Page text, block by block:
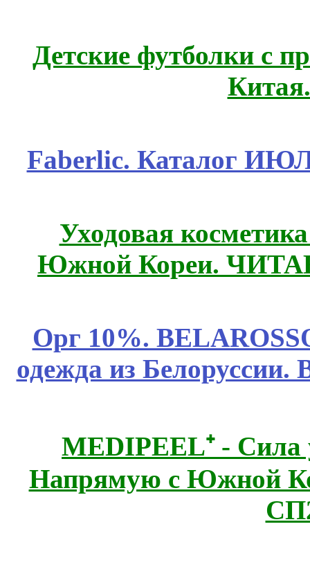
Детские футболки с
Faberlic. Каталог
Уходовая
Южной Кореи.
Орг 10%.
одежда из Белоруссии.
MEDIPEEL⁺ - Сила
Напрямую с Южной